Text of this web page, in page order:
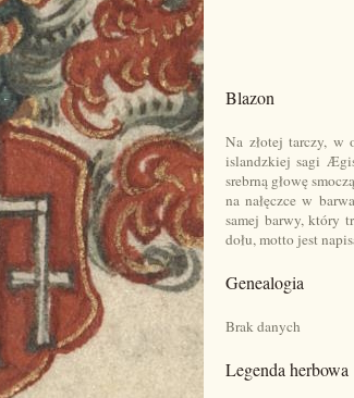
Blazon
Na złotej tarczy, w
islandzkiej sagi
srebrną głowę
na nałęczce w
samej barwy, który
dołu, motto jest
Genealogia
Brak danych
Legenda herbowa